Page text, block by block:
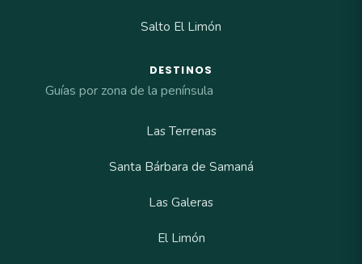
Salto El Limón
DESTINOS
Guías por zona de la península
Las Terrenas
Santa Bárbara de Samaná
Las Galeras
El Limón